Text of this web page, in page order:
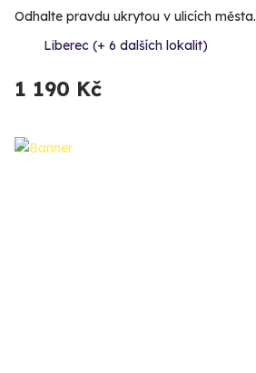
Odhalte pravdu ukrytou v ulicích města.
Liberec (+ 6 dalších lokalit)
1 190 Kč